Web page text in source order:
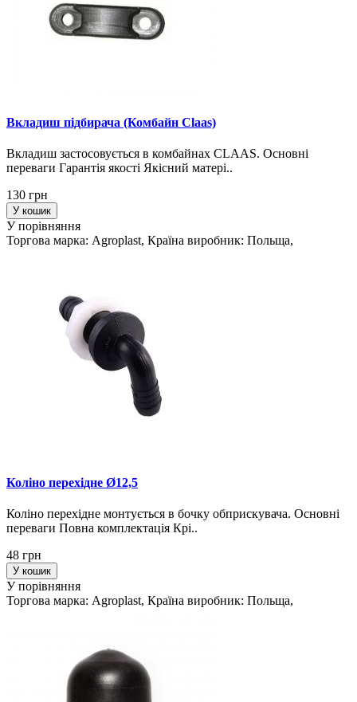
Вкладиш підбирача (Комбайн Claas)
Вкладиш застосовується в комбайнах CLAAS. Основні
переваги Гарантія якості Якісний матері..
130 грн
У кошик
У порівняння
Торгова марка: Agroplast, Країна виробник: Польща,
Колінo перехідне Ø12,5
Коліно перехідне монтується в бочку обприскувача. Основні
переваги Повна комплектація Крі..
48 грн
У кошик
У порівняння
Торгова марка: Agroplast, Країна виробник: Польща,